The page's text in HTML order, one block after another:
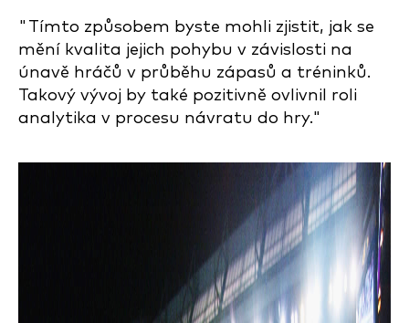
"Tímto způsobem byste mohli zjistit, jak se
mění kvalita jejich pohybu v závislosti na
únavě hráčů v průběhu zápasů a tréninků.
Takový vývoj by také pozitivně ovlivnil roli
analytika v procesu návratu do hry."